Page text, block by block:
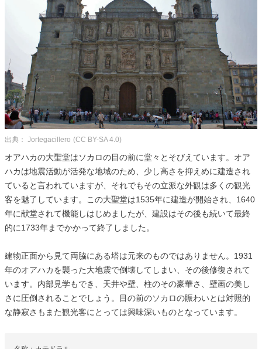
出典： Jortegacillero (CC BY-SA 4.0)
オアハカの大聖堂はソカロの目の前に堂々とそびえています。オア
ハカは地震活動が活発な地域のため、少し高さを抑えめに建造され
ていると言われていますが、それでもその立派な外観は多くの観光
客を魅了しています。この大聖堂は1535年に建造が開始され、1640
年に献堂されて機能しはじめましたが、建設はその後も続いて最終
的に1733年までかかって終了しました。
建物正面から見て両脇にある塔は元来のものではありません。1931
年のオアハカを襲った大地震で倒壊してしまい、その後修復されて
います。内部見学もでき、天井や壁、柱のその豪華さ、壁画の美し
さに圧倒されることでしょう。目の前のソカロの賑わいとは対照的
な静寂さもまた観光客にとっては興味深いものとなっています。